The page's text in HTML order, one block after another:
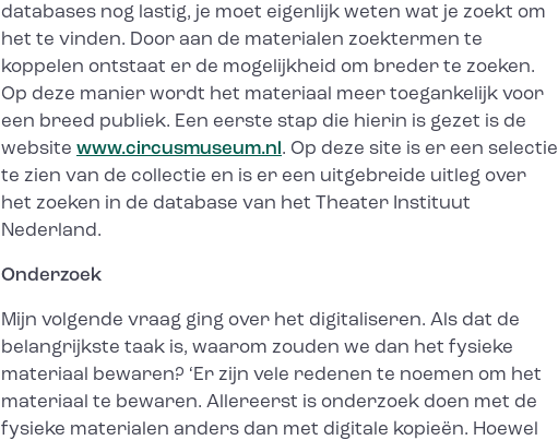
databases nog lastig, je moet eigenlijk weten wat je zoekt om
het te vinden. Door aan de materialen zoektermen te
koppelen ontstaat er de mogelijkheid om breder te zoeken.
Op deze manier wordt het materiaal meer toegankelijk voor
een breed publiek. Een eerste stap die hierin is gezet is de
website www.circusmuseum.nl . Op deze site is er een selectie
te zien van de collectie en is er een uitgebreide uitleg over
het zoeken in de database van het Theater Instituut
Nederland.
Onderzoek
Mijn volgende vraag ging over het digitaliseren. Als dat de
belangrijkste taak is, waarom zouden we dan het fysieke
materiaal bewaren? ‘Er zijn vele redenen te noemen om het
materiaal te bewaren. Allereerst is onderzoek doen met de
fysieke materialen anders dan met digitale kopieën. Hoewel